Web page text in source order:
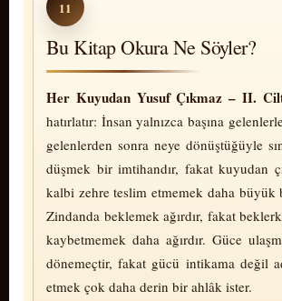
11
Bu Kitap Okura Ne Söyler?
Her Kuyudan Yusuf Çıkmaz – II.
hatırlatır: İnsan yalnızca başına
gelenlerden sonra neye dönüştüğüyle
düşmek bir imtihandır, fakat kuyudan
kalbi zehre teslim etmemek daha büyük
Zindanda beklemek ağırdır, fakat
kaybetmemek daha ağırdır. Güce
dönemeçtir, fakat gücü intikama değil
etmek çok daha derin bir ahlâk ister.